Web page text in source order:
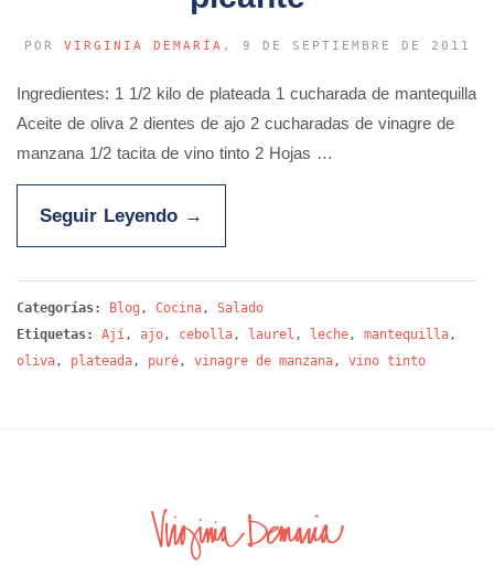
POR VIRGINIA DEMARÍA , 9 DE SEPTIEMBRE DE 2011
Ingredientes: 1 1/2 kilo de plateada 1 cucharada de mantequilla
Aceite de oliva 2 dientes de ajo 2 cucharadas de vinagre de
manzana 1/2 tacita de vino tinto 2 Hojas …
Seguir Leyendo →
Categorías: Blog , Cocina, Salado
Etiquetas:
Ají, ajo, cebolla, laurel , leche, mantequilla,
oliva, plateada, puré, vinagre de manzana, vino tinto